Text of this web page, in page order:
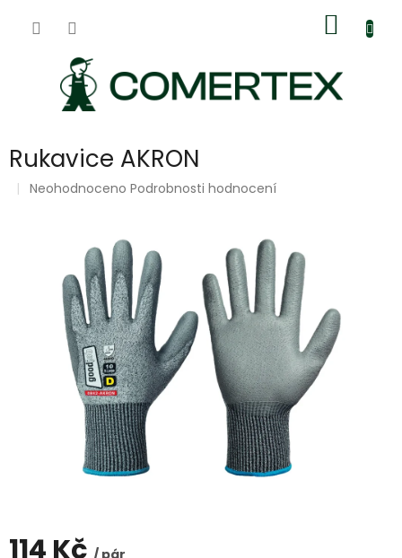
košík
Rukavice AKRON
Průměrné
hvězdiček.
Neohodnoceno Podrobnosti hodnocení
114 Kč